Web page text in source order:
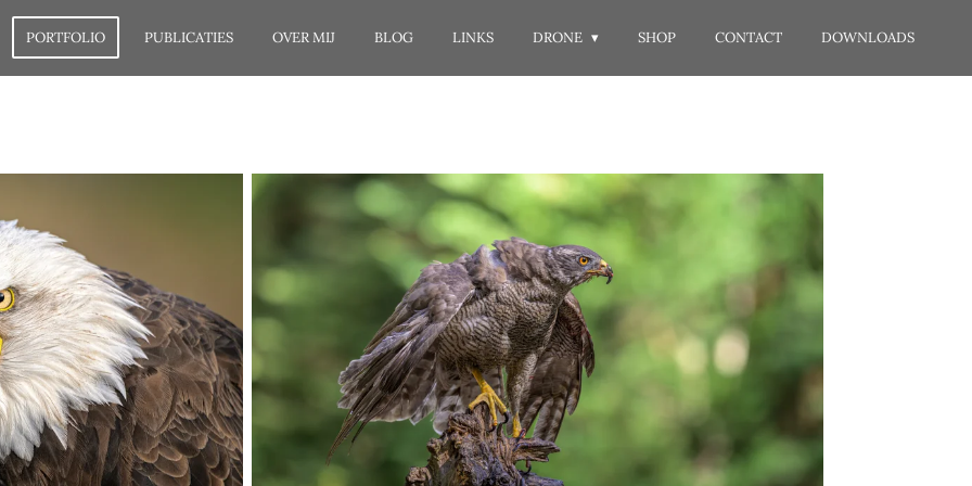
PORTFOLIO PUBLICATIES OVER MIJ BLOG LINKS DRONE SHOP CONTACT DOWNLOADS